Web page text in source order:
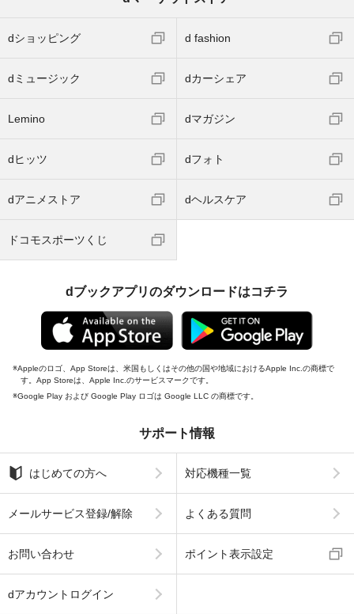
dショッピング d fashion
dミュージック dカーシェア
Lemino dマガジン
dヒッツ dフォト
dアニメストア dヘルスケア
ドコモスポーツくじ
dブックアプリのダウンロードはコチラ
Appleのロゴ、App Storeは、米国もしくはその他の国や地域におけるApple Inc.の商標で
す。App Storeは、Apple Inc.のサービスマークです。
Google Play および Google Play ロゴは Google LLC の商標です。
サポート情報
はじめての方へ 対応機種一覧
メールサービス登録/解除 よくある質問
お問い合わせ ポイント表示設定
dアカウントログイン